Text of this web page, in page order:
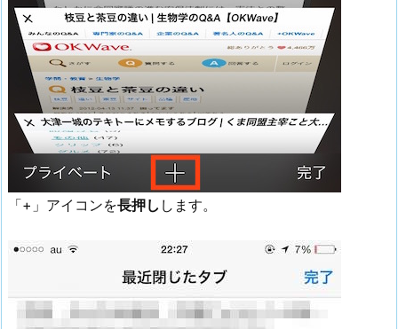
「+」アイコンを長押し します。